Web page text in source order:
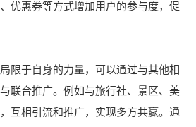
优惠券等方式增加用户的参与度，促
限于自身的力量，可以通过与其他相
联合推广。例如与旅行社、景区、美
互相引流和推广，实现多方共赢。通